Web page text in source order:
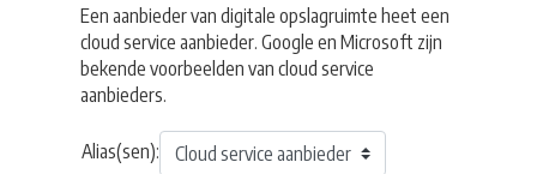
Een aanbieder van digitale opslagruimte heet een
cloud service aanbieder. Google en Microsoft zijn
bekende voorbeelden van cloud service
aanbieders.
Alias(sen):